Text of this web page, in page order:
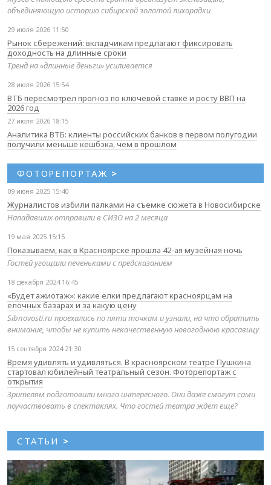
объединяющую историю сибирской золотой лихорадки
29 июля 2026 11:50
Рынок сбережений: вкладчикам предлагают фиксировать
доходность на длинные сроки
Тренд на «длинные деньги» усиливается
28 июля 2026 15:54
ВТБ пересмотрел прогноз по ключевой ставке и росту ВВП на
2026 год
27 июля 2026 18:15
Аналитика ВТБ: клиенты российских банков в первом полугодии
получили меньше кешбэка, чем в прошлом
ФОТОРЕПОРТАЖ >
09 июня 2025 15:40
Журналистов избили палками на съемке сюжета в Новосибирске
Нападавших отправили в СИЗО на 2 месяца
19 мая 2025 15:15
Показываем, как в Красноярске прошла 42-ая музейная ночь
Гостей угощали печеньками с предсказанием
18 декабря 2024 16:45
«Будет ажиотаж»: какие елки предлагают красноярцам на
елочных базарах и за какую цену
Sibnovosti.ru проехались по пяти точкам и узнали, на что обратить
внимание, чтобы не купить некачественную новогоднюю красавицу
15 сентября 2024 21:30
Время удивлять и удивляться. В красноярском театре Пушкина
стартовал юбилейный театральный сезон. Фоторепортаж с
открытия
Зрителям подготовили много интересного. Они даже смогут сами
поучаствовать в спектаклях. Что гостей театра ждет еще?
СТАТЬИ >